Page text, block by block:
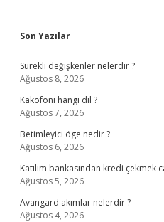
Sidebar
Son Yazılar
Sürekli değişkenler nelerdir ?
Ağustos 8, 2026
Kakofoni hangi dil ?
Ağustos 7, 2026
Betimleyici öge nedir ?
Ağustos 6, 2026
Katılım bankasından kredi çekmek
Ağustos 5, 2026
Avangard akımlar nelerdir ?
Ağustos 4, 2026